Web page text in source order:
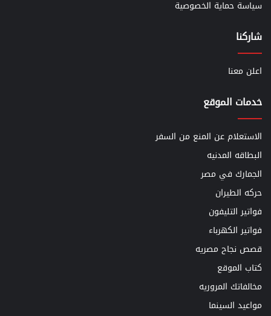
سياسة حماية الخصوصية
شاركنا
اعلن معنا
خدمات الموقع
الاستعلام عن المنع من السفر
البطاقه المدنيه
الجمارك في مصر
حركه الطيران
فواتير التليفون
فواتير الكهرباء
قصص نجاح مصريه
كتاب الموقع
مخالفاتك المروريه
مواعيد السينما